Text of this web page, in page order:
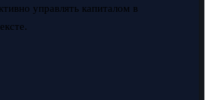
управлять капиталом в